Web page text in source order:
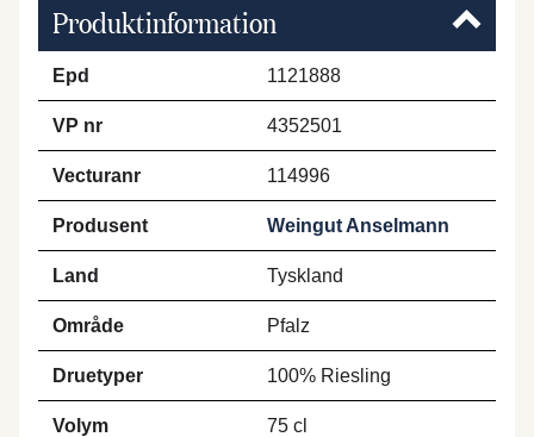
Produktinformation
Epd 1121888
VP nr 4352501
Vecturanr 114996
Produsent Weingut Anselmann
Land Tyskland
Område Pfalz
Druetyper 100% Riesling
Volym 75 cl